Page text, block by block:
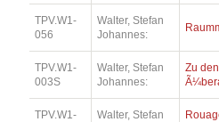
TPV.W1-
056
Walter, Stefan
Johannes:
TPV.W1-
003S
Walter, Stefan
Johannes:
Zu
TPV.W1-
Walter, Stefan